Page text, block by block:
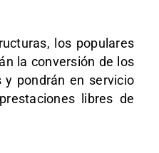
los populares
la conversión de los
y pondrán en servicio
libres de